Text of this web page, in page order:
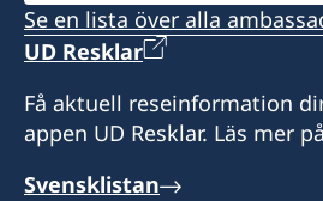
Se en lista över alla
UD Resklar
Få aktuell reseinformation
appen UD Resklar. Läs mer
Svensklistan